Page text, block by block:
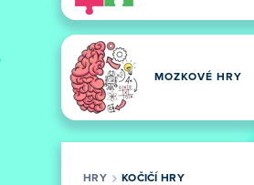
MOZKOVÉ HRY
HRY KOČIČÍ HRY